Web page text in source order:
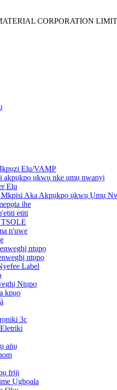
CORPORATION
Elu/VAMP
akpụkpọ ụkwụ nke ụmụ nwanyị
Elu
Aka Akpụkpọ ụkwụ Ụmụ
ihe
etiti
n'uwe
ntụpọ
ntụpọ
Label
Ntụpọ
kpụọ
3c
aṅụ
friji
Ụgbọala